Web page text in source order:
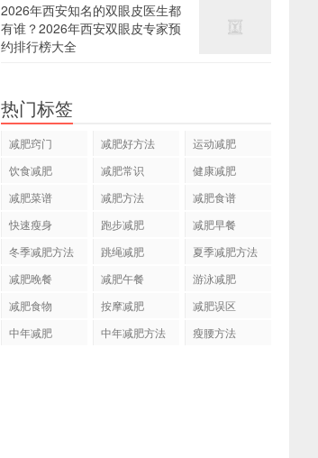
2026年西安知名的双眼皮医生都
有谁？2026年西安双眼皮专家预
约排行榜大全
热门标签
减肥窍门 减肥好方法
运动减肥
饮食减肥
减肥常识
健康减肥
减肥菜谱
减肥方法
减肥食谱
快速瘦身
跑步减肥
减肥早餐
冬季减肥方法
跳绳减肥
夏季减肥方法
减肥晚餐
减肥午餐
游泳减肥
减肥食物
按摩减肥
减肥误区
中年减肥
中年减肥方法 瘦腰方法